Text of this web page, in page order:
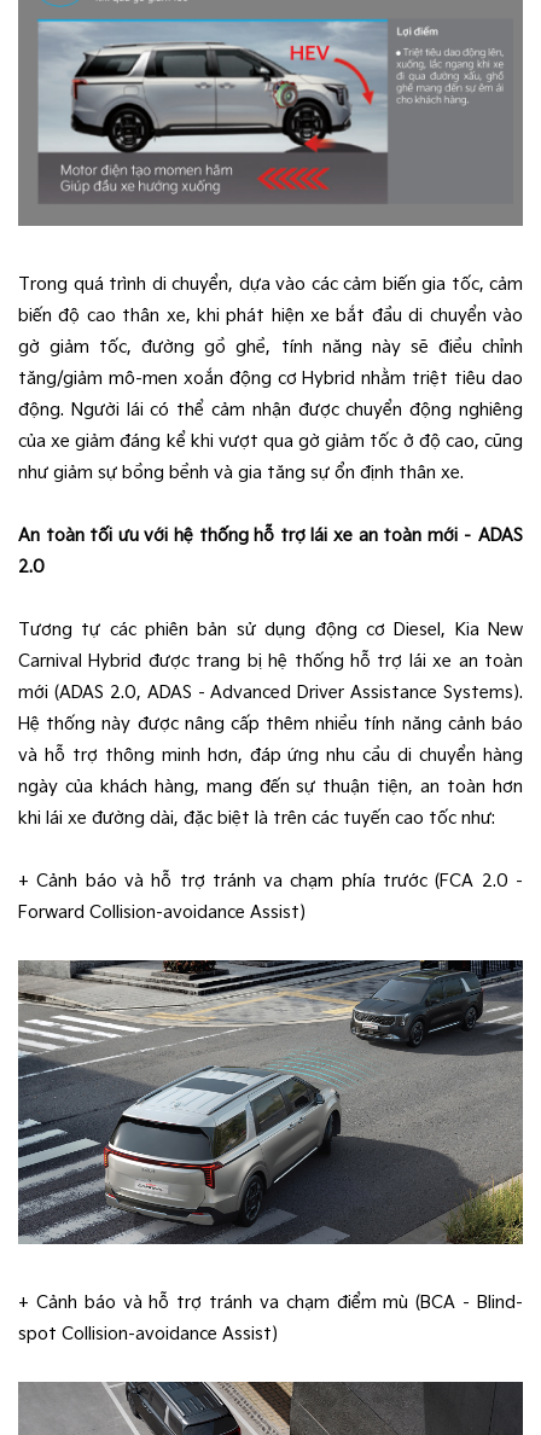
Trong quá trình di chuyển, dựa vào các cảm biến gia tốc, cảm
biến độ cao thân xe, khi phát hiện xe bắt đầu di chuyển vào
gờ giảm tốc, đường gồ ghề, tính năng này sẽ điều chỉnh
tăng/giảm mô-men xoắn động cơ Hybrid nhằm triệt tiêu dao
động. Người lái có thể cảm nhận được chuyển động nghiêng
của xe giảm đáng kể khi vượt qua gờ giảm tốc ở độ cao, cũng
như giảm sự bồng bềnh và gia tăng sự ổn định thân xe.
An toàn tối ưu với hệ thống hỗ trợ lái xe an toàn mới – ADAS
2.0
Tương tự các phiên bản sử dụng động cơ Diesel, Kia New
Carnival Hybrid được trang bị hệ thống hỗ trợ lái xe an toàn
mới (ADAS 2.0, ADAS - Advanced Driver Assistance Systems).
Hệ thống này được nâng cấp thêm nhiều tính năng cảnh báo
và hỗ trợ thông minh hơn, đáp ứng nhu cầu di chuyển hàng
ngày của khách hàng, mang đến sự thuận tiện, an toàn hơn
khi lái xe đường dài, đặc biệt là trên các tuyến cao tốc như:
+ Cảnh báo và hỗ trợ tránh va chạm phía trước (FCA 2.0 -
Forward Collision-avoidance Assist)
+ Cảnh báo và hỗ trợ tránh va chạm điểm mù (BCA - Blind-
spot Collision-avoidance Assist)